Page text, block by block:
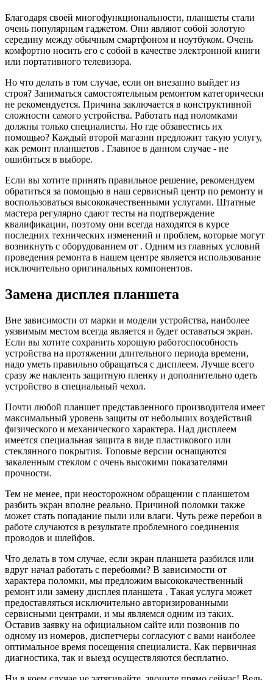
Благодаря своей многофункциональности, планшеты стали
очень популярным гаджетом. Они являют собой золотую
середину между обычным смартфоном и ноутбуком. Очень
комфортно носить его с собой в качестве электронной книги
или портативного телевизора.
Но что делать в том случае, если он внезапно выйдет из
строя? Заниматься самостоятельным ремонтом категорически
не рекомендуется. Причина заключается в конструктивной
сложности самого устройства. Работать над поломками
должны только специалисты. Но где обзавестись их
помощью? Каждый второй магазин предложит такую услугу,
как ремонт планшетов . Главное в данном случае - не
ошибиться в выборе.
Если вы хотите принять правильное решение, рекомендуем
обратиться за помощью в наш сервисный центр по ремонту и
воспользоваться высококачественными услугами. Штатные
мастера регулярно сдают тесты на подтверждение
квалификации, поэтому они всегда находятся в курсе
последних технических изменений и проблем, которые могут
возникнуть с оборудованием от . Одним из главных условий
проведения ремонта в нашем центре является использование
исключительно оригинальных компонентов.
Замена дисплея планшета
Вне зависимости от марки и модели устройства, наиболее
уязвимым местом всегда является и будет оставаться экран.
Если вы хотите сохранить хорошую работоспособность
устройства на протяжении длительного периода времени,
надо уметь правильно обращаться с дисплеем. Лучше всего
сразу же наклеить защитную пленку и дополнительно одеть
устройство в специальный чехол.
Почти любой планшет представленного производителя имеет
максимальный уровень защиты от небольших воздействий
физического и механического характера. Над дисплеем
имеется специальная защита в виде пластикового или
стеклянного покрытия. Топовые версии оснащаются
закаленным стеклом с очень высокими показателями
прочности.
Тем не менее, при неосторожном обращении с планшетом
разбить экран вполне реально. Причиной поломки также
может стать попадание пыли или влаги. Чуть реже перебои в
работе случаются в результате проблемного соединения
проводов и шлейфов.
Что делать в том случае, если экран планшета разбился или
вдруг начал работать с перебоями? В зависимости от
характера поломки, мы предложим высококачественный
ремонт или замену дисплея планшета . Такая услуга может
предоставляться исключительно авторизированными
сервисными центрами, и мы являемся одним из таких.
Оставив заявку на официальном сайте или позвонив по
одному из номеров, диспетчеры согласуют с вами наиболее
оптимальное время посещения специалиста. Как первичная
диагностика, так и выезд осуществляются бесплатно.